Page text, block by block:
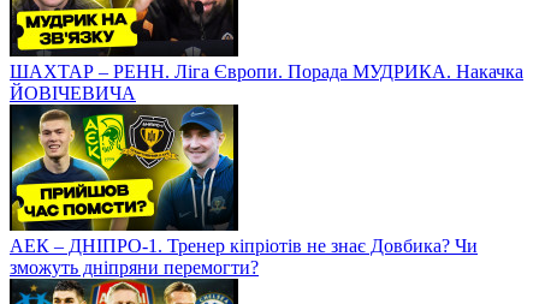
Суперматч Циганкова! Малиновський знову шокує ПСЖ і
Миколенко чекає на перемогу?
РЕНН – ШАХТАР. Покласти життя на футбольному полі